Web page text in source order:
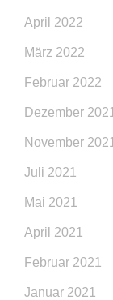
April 2022
März 2022
Februar 2022
Dezember 2021
November 2021
Juli 2021
Mai 2021
April 2021
Februar 2021
Januar 2021